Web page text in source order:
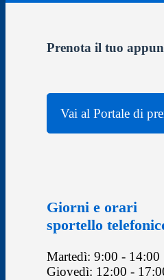
Prenota il tuo
Vai al Portale di
Giorni e orari
sportello
Martedì: 9:00 - 14:00
Giovedì: 12:00 -